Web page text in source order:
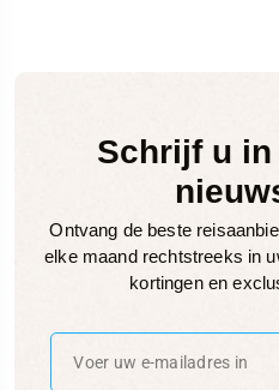
Schrijf u
Ontvang de beste
elke maand rechtstreeks in
kortingen en